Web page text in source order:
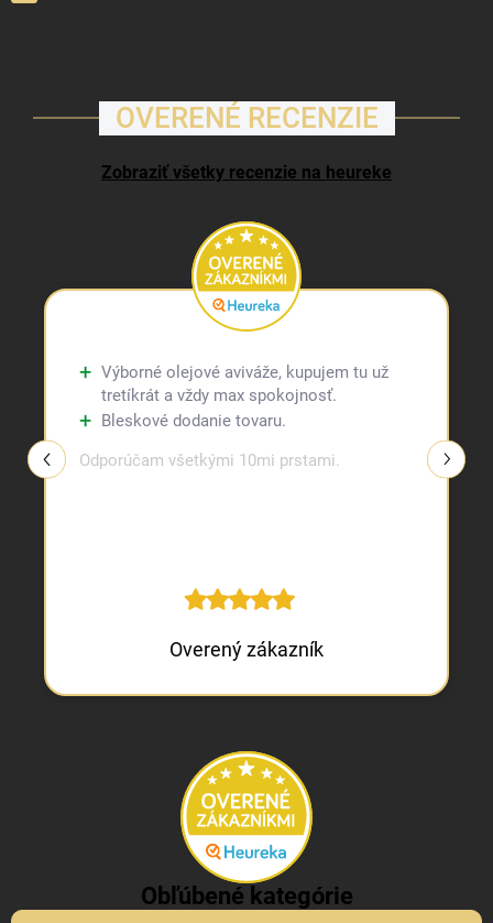
OVERENÉ RECENZIE
Zobraziť všetky recenzie na heureke
Výborné olejové aviváže, kupujem tu už
tretíkrát a vždy max spokojnosť.
Bleskové dodanie tovaru.
Odporúčam všetkými 10mi prstami.
Overený zákazník
Obľúbené kategórie